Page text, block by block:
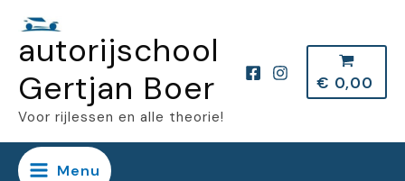
naarautorijschool
Gertjan Boer
Voor rijlessen en alle theorie!
€ 0,00
Menu